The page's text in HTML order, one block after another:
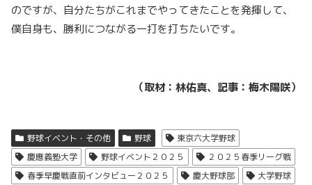
のですが、自分たちがこれまでやってきたことを発揮して、
僕自身も、勝利につながる一打を打ちたいです。
（取材：林佑真、記事：梅木陽咲）
野球イベント・その他 野球
東京六大学野球
慶應義塾大学
野球イベント２０２５
２０２５春季リーグ戦
春季早慶戦直前インタビュー２０２５
慶大野球部 大学野球